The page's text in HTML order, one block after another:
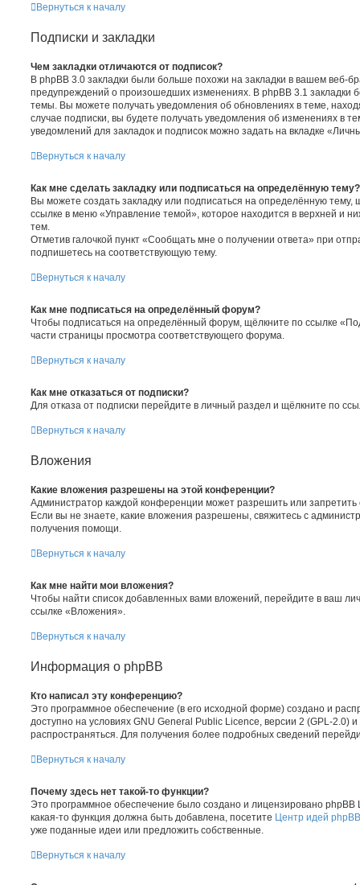
Вернуться к началу
Подписки и закладки
Чем закладки отличаются от подписок?
В phpBB 3.0 закладки были больше похожи на закладки в вашем веб-
предупреждений о произошедших изменениях. В phpBB 3.1 закладки
темы. Вы можете получать уведомления об обновлениях в теме,
случае подписки, вы будете получать уведомления об изменениях в
уведомлений для закладок и подписок можно задать на вкладке
Вернуться к началу
Как мне сделать закладку или подписаться на определённую тему?
Вы можете создать закладку или подписаться на определённую тему,
ссылке в меню «Управление темой», которое находится в верхней и
тем.
Отметив галочкой пункт «Сообщать мне о получении ответа» при
подпишетесь на соответствующую тему.
Вернуться к началу
Как мне подписаться на определённый форум?
Чтобы подписаться на определённый форум, щёлкните по ссылке
части страницы просмотра соответствующего форума.
Вернуться к началу
Как мне отказаться от подписки?
Для отказа от подписки перейдите в личный раздел и щёлкните по
Вернуться к началу
Вложения
Какие вложения разрешены на этой конференции?
Администратор каждой конференции может разрешить или
Если вы не знаете, какие вложения разрешены, свяжитесь с
получения помощи.
Вернуться к началу
Как мне найти мои вложения?
Чтобы найти список добавленных вами вложений, перейдите в ваш
ссылке «Вложения».
Вернуться к началу
Информация о phpBB
Кто написал эту конференцию?
Это программное обеспечение (в его исходной форме) создано и
доступно на условиях GNU General Public Licence, версии 2 (GPL-2.0)
распространяться. Для получения более подробных сведений
Вернуться к началу
Почему здесь нет такой-то функции?
Это программное обеспечение было создано и лицензировано phpBB
какая-то функция должна быть добавлена, посетите Центр идей phpBB
уже поданные идеи или предложить собственные.
Вернуться к началу